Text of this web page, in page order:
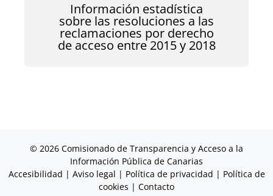
Información estadística
sobre las resoluciones a las
reclamaciones por derecho
de acceso entre 2015 y 2018
© 2026 Comisionado de Transparencia y Acceso a la
Información Pública de Canarias
Accesibilidad | Aviso legal | Política de privacidad | Política de
cookies | Contacto